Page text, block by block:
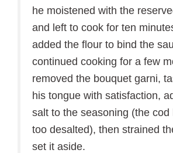
he moistened with the
and left to cook for ten
added the flour to bind the
continued cooking for a few
removed the bouquet garni,
his tongue with satisfaction,
salt to the seasoning (the cod
too desalted), then strained
set it aside.